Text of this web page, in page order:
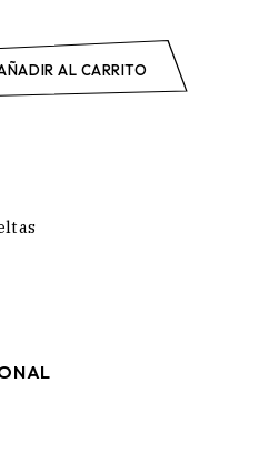
AL CARRITO